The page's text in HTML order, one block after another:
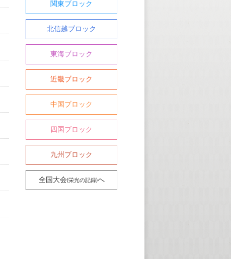
関東ブロック
北信越ブロック
東海ブロック
近畿ブロック
中国ブロック
四国ブロック
九州ブロック
全国大会(栄光の記録)へ